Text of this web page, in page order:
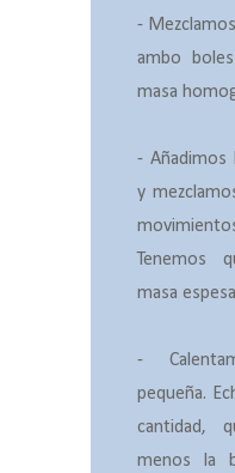
-
ambo
masa
- Añadimos
y
Tenemos
masa
-
pequeña.
cantidad,
menos la